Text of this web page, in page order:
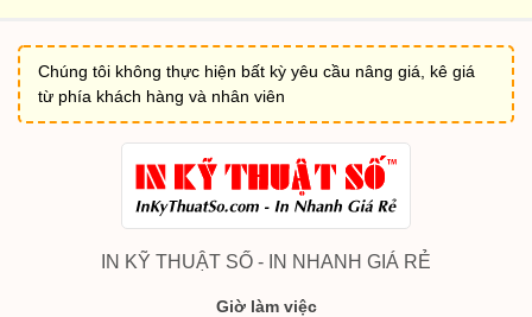
Chúng tôi không thực hiện bất kỳ yêu cầu nâng giá, kê giá
từ phía khách hàng và nhân viên
IN KỸ THUẬT SỐ - IN NHANH GIÁ RẺ
Giờ làm việc